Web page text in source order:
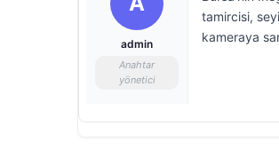
admin
Anahtar
yönetici
tamircisi,
kameraya